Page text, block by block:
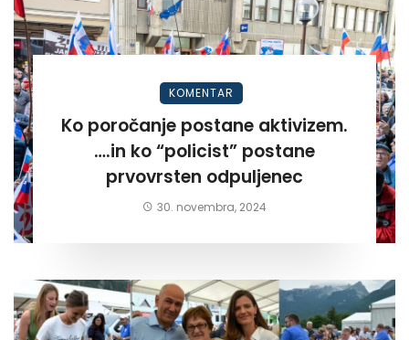
KOMENTAR
Ko poročanje postane aktivizem.
….in ko “policist” postane
prvovrsten odpuljenec
30. novembra, 2024